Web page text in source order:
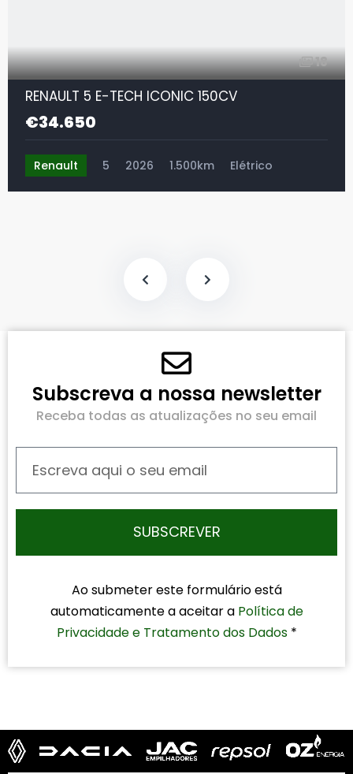
18
RENAULT 5 E-TECH ICONIC 150CV
€34.650
Renault 5 2026 1.500km Elétrico
Subscreva a nossa newsletter
Receba todas as atualizações no seu email
SUBSCREVER
Ao submeter este formulário está
automaticamente a aceitar a Política de
Privacidade e Tratamento dos Dados *